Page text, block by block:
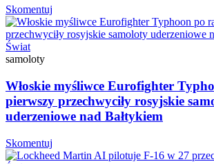
Skomentuj
Świat
samoloty
Włoskie myśliwce Eurofighter
pierwszy przechwyciły rosyjskie
uderzeniowe nad Bałtykiem
Skomentuj